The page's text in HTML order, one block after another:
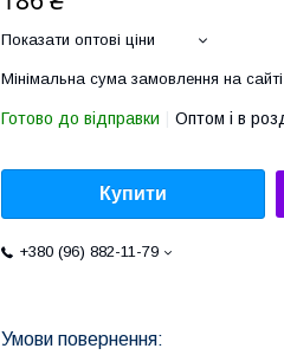
Показати оптові ціни
Мінімальна сума замовлення на
Готово до відправки Оптом і в
Купити
+380 (96) 882-11-79